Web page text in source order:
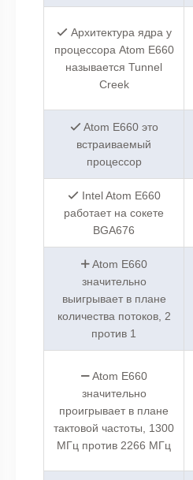
Архитектура ядра у
процессора Atom E660
называется Tunnel
Creek
Atom E660 это
встраиваемый
процессор
Intel Atom E660
работает на сокете
BGA676
Atom E660
значительно
выигрывает в плане
количества потоков, 2
против 1
Atom E660
значительно
проигрывает в плане
тактовой частоты, 1300
МГц против 2266 МГц